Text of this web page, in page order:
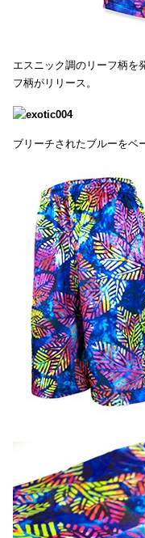
エスニック調のリーフ柄を
フ柄がリリース。
ブリーチされたブルーをベ